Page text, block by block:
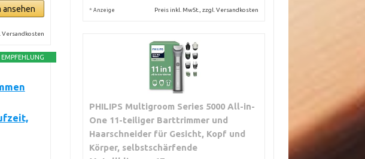
ansehen
Versandkosten
EMPFEHLUNG
* Anzeige Preis inkl. MwSt., zzgl. Versandkosten
PHILIPS Multigroom Series 5000 All-in-
One 11-teiliger Barttrimmer und
Haarschneider für Gesicht, Kopf und
Körper, selbstschärfende